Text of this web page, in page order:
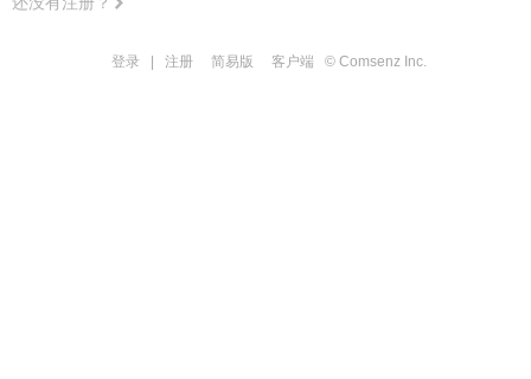
登录 注册 简易版 客户端 © Comsenz Inc.